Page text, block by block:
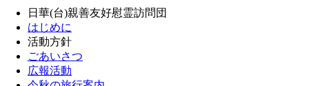
日華(台)親善友好慰霊訪問団
はじめに
活動方針
ごあいさつ
広報活動